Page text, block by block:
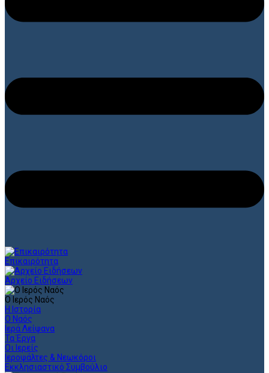
Επικαιρότητα
Αρχείο Ειδήσεων
Ο Ιερός Ναός
Η Ιστορία
Ο Ναός
Ιερά Λείψανα
Τα Έργα
Οι Ιερείς
Ιεροψάλτες & Νεωκόροι
Εκκλησιαστικό Συμβούλιο